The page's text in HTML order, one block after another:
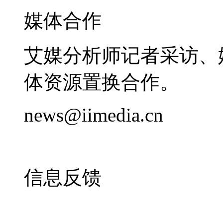
媒体合作
艾媒分析师记者采访
体资源置换合作。
news@iimedia.cn
信息反馈